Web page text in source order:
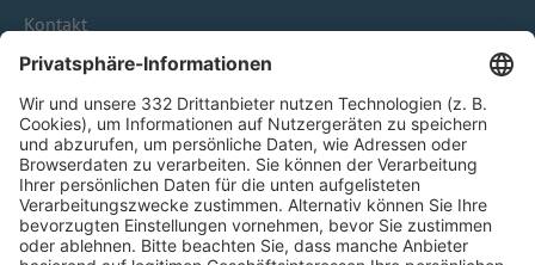
Kontakt
HÄUFIG BESUCHTE SEITEN
Pässe und Vereinswechsel
Trainerausbildung
Schulungsangebot Vereinsmitarbeiter
BFV-Geschäftsstellen